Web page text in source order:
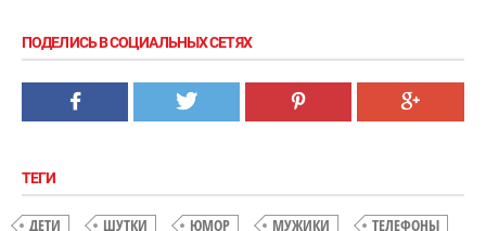
ПОДЕЛИСЬ В СОЦИАЛЬНЫХ СЕТЯХ
ТЕГИ
ДЕТИ ШУТКИ ЮМОР МУЖИКИ
ТЕЛЕФОНЫ